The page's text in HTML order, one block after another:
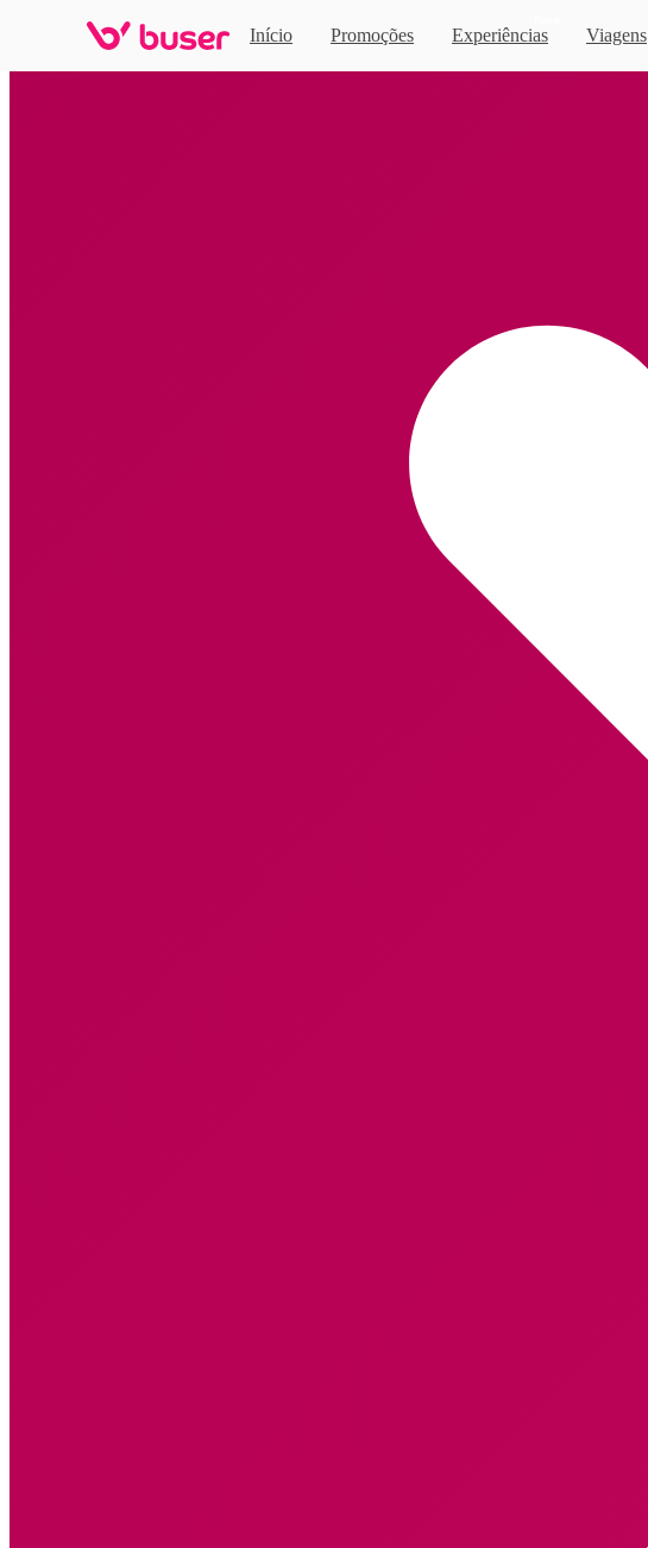
Início Promoções Experiências Viagens
Home